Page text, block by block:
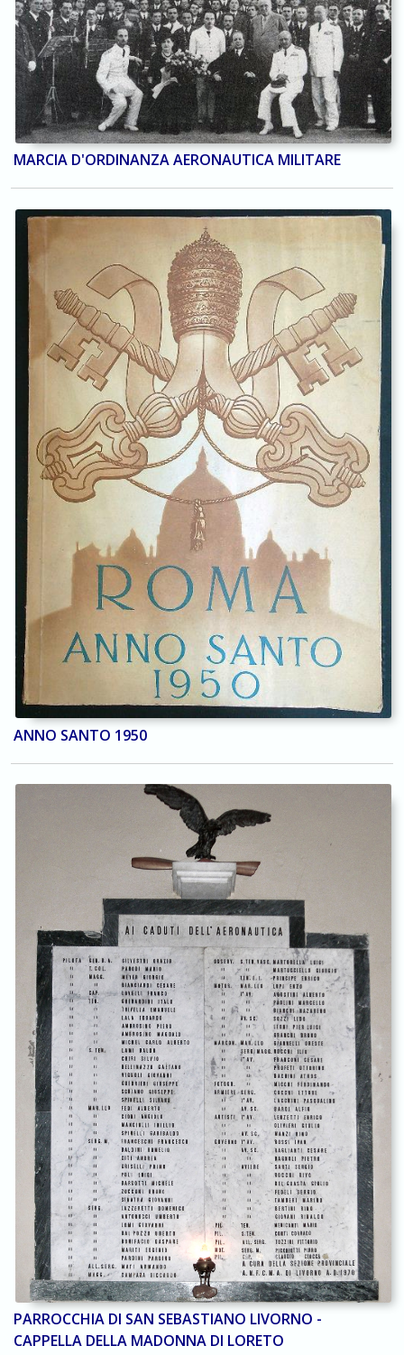
MARCIA D'ORDINANZA AERONAUTICA MILITARE
ANNO SANTO 1950
PARROCCHIA DI SAN SEBASTIANO LIVORNO -
CAPPELLA DELLA MADONNA DI LORETO